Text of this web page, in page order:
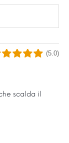
(5.0)
scalda il